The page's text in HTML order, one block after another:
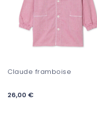
Claude framboise
26,00 €